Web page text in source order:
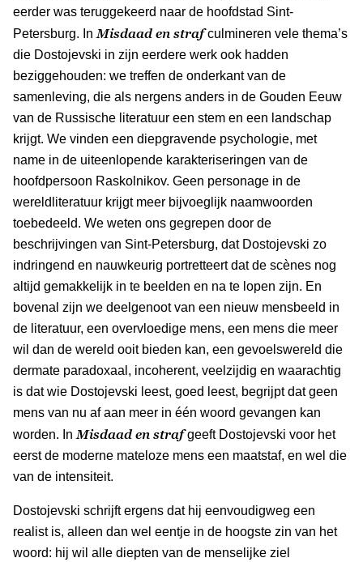
eerder was teruggekeerd naar de hoofdstad Sint-
Petersburg. In Misdaad en strafculmineren vele thema’s
die Dostojevski in zijn eerdere werk ook hadden
beziggehouden: we treffen de onderkant van de
samenleving, die als nergens anders in de Gouden Eeuw
van de Russische literatuur een stem en een landschap
krijgt. We vinden een diepgravende psychologie, met
name in de uiteenlopende karakteriseringen van de
hoofdpersoon Raskolnikov. Geen personage in de
wereldliteratuur krijgt meer bijvoeglijk naamwoorden
toebedeeld. We weten ons gegrepen door de
beschrijvingen van Sint-Petersburg, dat Dostojevski zo
indringend en nauwkeurig portretteert dat de scènes nog
altijd gemakkelijk in te beelden en na te lopen zijn. En
bovenal zijn we deelgenoot van een nieuw mensbeeld in
de literatuur, een overvloedige mens, een mens die meer
wil dan de wereld ooit bieden kan, een gevoelswereld die
dermate paradoxaal, incoherent, veelzijdig en waarachtig
is dat wie Dostojevski leest, goed leest, begrijpt dat geen
mens van nu af aan meer in één woord gevangen kan
worden. In Misdaad en strafgeeft Dostojevski voor het
eerst de moderne mateloze mens een maatstaf, en wel die
van de intensiteit.
Dostojevski schrijft ergens dat hij eenvoudigweg een
realist is, alleen dan wel eentje in de hoogste zin van het
woord: hij wil alle diepten van de menselijke ziel